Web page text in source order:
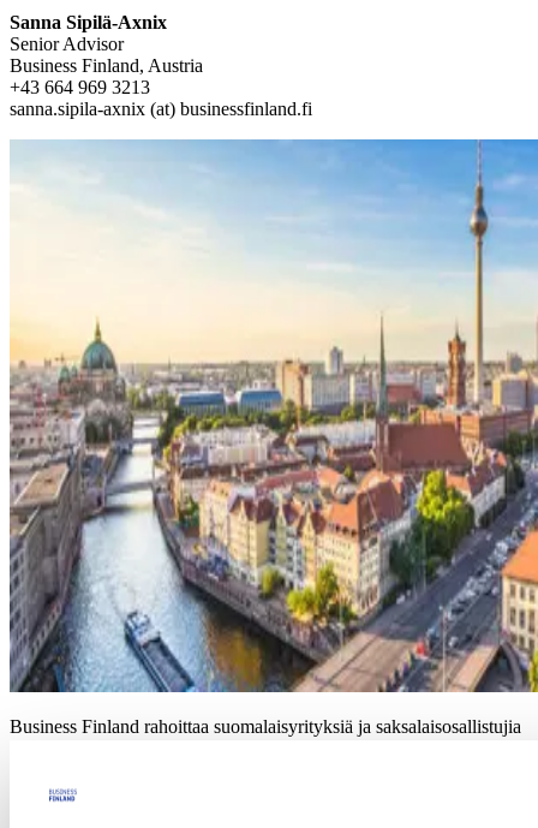
Sanna Sipilä-Axnix
Senior Advisor
Business Finland, Austria
+43 664 969 3213
sanna.sipila-axnix (at) businessfinland.fi
Business Finland rahoittaa suomalaisyrityksiä ja saksalaisosallistujia